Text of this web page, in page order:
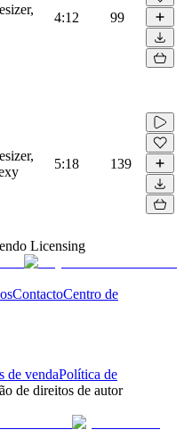
4:12 99
5:18 139
Licensing
ContactoCentro de
de vendaPolítica de
de direitos de autor